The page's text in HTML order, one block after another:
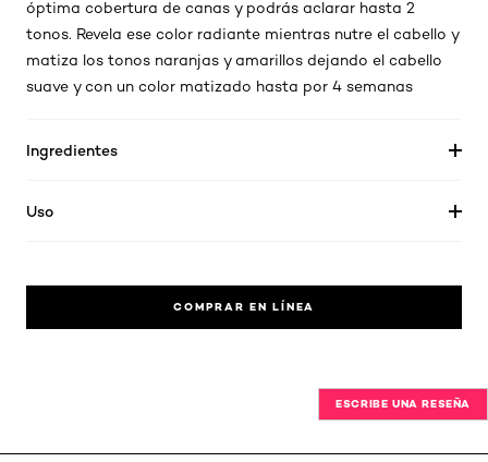
óptima cobertura de canas y podrás aclarar hasta 2
tonos. Revela ese color radiante mientras nutre el cabello y
matiza los tonos naranjas y amarillos dejando el cabello
suave y con un color matizado hasta por 4 semanas
Ingredientes
Uso
COMPRAR EN LÍNEA
ESCRIBE UNA RESEÑA